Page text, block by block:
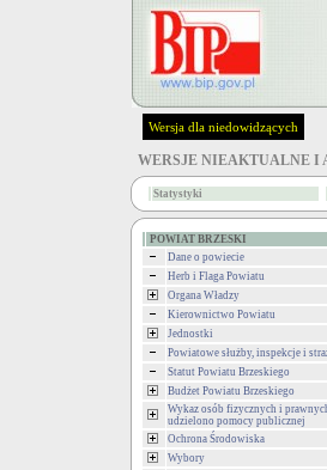
Wersja dla niedowidzących
WERSJE NIEAKTUALNE I
Statystyki
POWIAT BRZESKI
Dane o powiecie
Herb i Flaga Powiatu
Organa Władzy
Kierownictwo Powiatu
Jednostki
Powiatowe służby, inspekcje i
Statut Powiatu Brzeskiego
Budżet Powiatu Brzeskiego
Wykaz osób fizycznych i
udzielono pomocy publicznej
Ochrona Środowiska
Wybory